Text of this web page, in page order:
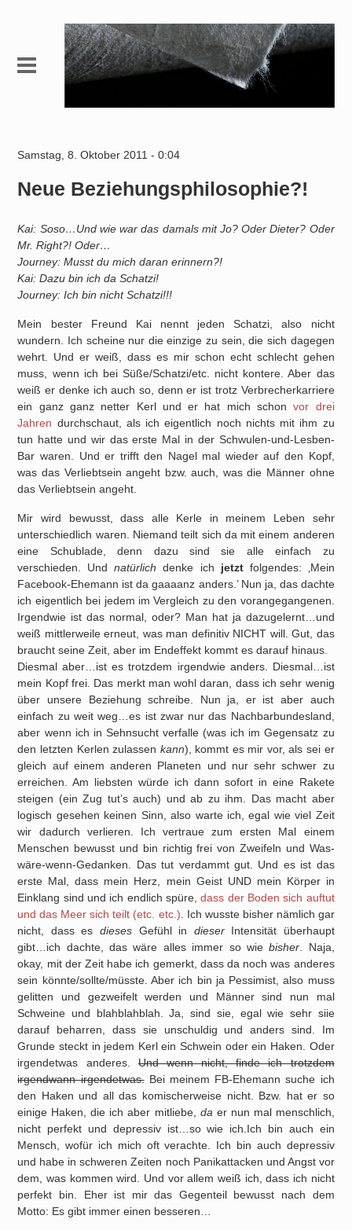
Samstag, 8. Oktober 2011 - 0:04
Neue Beziehungsphilosophie?!
Kai: Soso…Und wie war das damals mit Jo? Oder Dieter? Oder
Mr. Right?! Oder…
Journey: Musst du mich daran erinnern?!
Kai: Dazu bin ich da Schatzi!
Journey: Ich bin nicht Schatzi!!!
Mein bester Freund Kai nennt jeden Schatzi, also nicht
wundern. Ich scheine nur die einzige zu sein, die sich dagegen
wehrt. Und er weiß, dass es mir schon echt schlecht gehen
muss, wenn ich bei Süße/Schatzi/etc. nicht kontere. Aber das
weiß er denke ich auch so, denn er ist trotz Verbrecherkarriere
ein ganz ganz netter Kerl und er hat mich schonvor drei
Jahren durchschaut, als ich eigentlich noch nichts mit ihm zu
tun hatte und wir das erste Mal in der Schwulen-und-Lesben-
Bar waren. Und er trifft den Nagel mal wieder auf den Kopf,
was das Verliebtsein angeht bzw. auch, was die Männer ohne
das Verliebtsein angeht.
Mir wird bewusst, dass alle Kerle in meinem Leben sehr
unterschiedlich waren. Niemand teilt sich da mit einem anderen
eine Schublade, denn dazu sind sie alle einfach zu
verschieden. Undnatürlich denke ich jetztfolgendes: ‚Mein
Facebook-Ehemann ist da gaaaanz anders.’ Nun ja, das dachte
ich eigentlich bei jedem im Vergleich zu den vorangegangenen.
Irgendwie ist das normal, oder? Man hat ja dazugelernt…und
weiß mittlerweile erneut, was man definitiv NICHT will. Gut, das
braucht seine Zeit, aber im Endeffekt kommt es darauf hinaus.
Diesmal aber…ist es trotzdem irgendwie anders. Diesmal…ist
mein Kopf frei. Das merkt man wohl daran, dass ich sehr wenig
über unsere Beziehung schreibe. Nun ja, er ist aber auch
einfach zu weit weg…es ist zwar nur das Nachbarbundesland,
aber wenn ich in Sehnsucht verfalle (was ich im Gegensatz zu
den letzten Kerlen zulassen kann), kommt es mir vor, als sei er
gleich auf einem anderen Planeten und nur sehr schwer zu
erreichen. Am liebsten würde ich dann sofort in eine Rakete
steigen (ein Zug tut’s auch) und ab zu ihm. Das macht aber
logisch gesehen keinen Sinn, also warte ich, egal wie viel Zeit
wir dadurch verlieren. Ich vertraue zum ersten Mal einem
Menschen bewusst und bin richtig frei von Zweifeln und Was-
wäre-wenn-Gedanken. Das tut verdammt gut. Und es ist das
erste Mal, dass mein Herz, mein Geist UND mein Körper in
Einklang sind und ich endlich spüre, dass der Boden sich auftut
und das Meer sich teilt (etc. etc.) . Ich wusste bisher nämlich gar
nicht, dass es diesesGefühl in dieserIntensität überhaupt
gibt…ich dachte, das wäre alles immer so wiebisher . Naja,
okay, mit der Zeit habe ich gemerkt, dass da noch was anderes
sein könnte/sollte/müsste. Aber ich bin ja Pessimist, also muss
gelitten und gezweifelt werden und Männer sind nun mal
Schweine und blahblahblah. Ja, sind sie, egal wie sehr siie
darauf beharren, dass sie unschuldig und anders sind. Im
Grunde steckt in jedem Kerl ein Schwein oder ein Haken. Oder
irgendetwas anderes.Und wenn nicht, finde ich trotzdem
irgendwann irgendetwas.Bei meinem FB-Ehemann suche ich
den Haken und all das komischerweise nicht. Bzw. hat er so
einige Haken, die ich aber mitliebe, da er nun mal menschlich,
nicht perfekt und depressiv ist…so wie ich.Ich bin auch ein
Mensch, wofür ich mich oft verachte. Ich bin auch depressiv
und habe in schweren Zeiten noch Panikattacken und Angst vor
dem, was kommen wird. Und vor allem weiß ich, dass ich nicht
perfekt bin. Eher ist mir das Gegenteil bewusst nach dem
Motto: Es gibt immer einen besseren…